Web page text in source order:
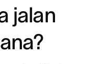
jalan